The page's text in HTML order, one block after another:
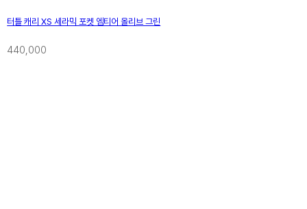
터틀 캐리 XS 세라믹 포켓 엠티어 올리브 그린
440,000